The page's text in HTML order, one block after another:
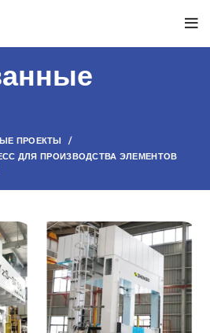
ПРОЕКТЫ
ДЛЯ ПРОИЗВОДСТВА ЭЛЕМЕНТОВ